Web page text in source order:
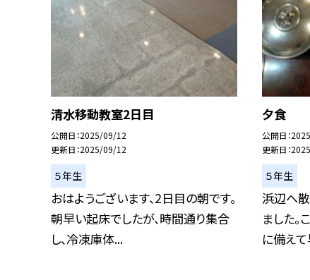
清水移動教室2日目
公開日 2025/09/12
更新日 2025/09/12
５年生
おはようございます、2日目の朝です。
朝早い起床でしたが、時間通り集合
し、冷凍庫体...
夕食
公開日
更新日
５年生
浜辺へ
ました。
に備え